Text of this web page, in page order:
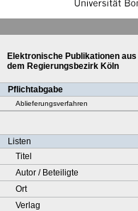
Elektronische Publikationen aus
dem Regierungsbezirk Köln
Pflichtabgabe
Ablieferungsverfahren
Listen
Titel
Autor / Beteiligte
Ort
Verlag